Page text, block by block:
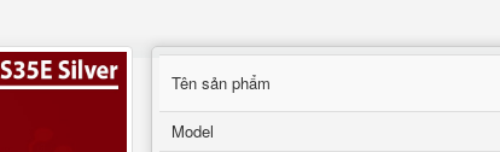
Tên sản phẩm
Model